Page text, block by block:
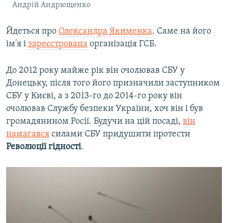
Андрій Андрющенко
Йдеться про Олександра Якименка. Саме на його
ім'я і зареєстрована організація ГСБ.
До 2012 року майже рік він очолював СБУ у
Донецьку, після того його призначили заступником
СБУ у Києві, а з 2013-го до 2014-го року він
очолював Службу безпеки України, хоч він і був
громадянином Росії. Будучи на цій посаді, він
намагався силами СБУ придушити протести
Революції гідності.